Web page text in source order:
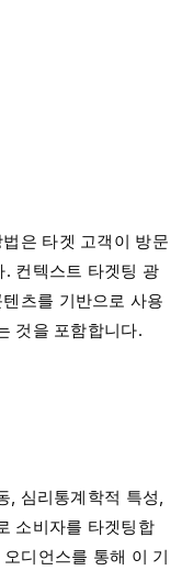
은 타겟 고객이 방문
. 컨텍스트 타겟팅 광
츠를 기반으로 사용
것을 포함합니다.
, 심리통계학적 특성,
소비자를 타겟팅합
디언스를 통해 이 기